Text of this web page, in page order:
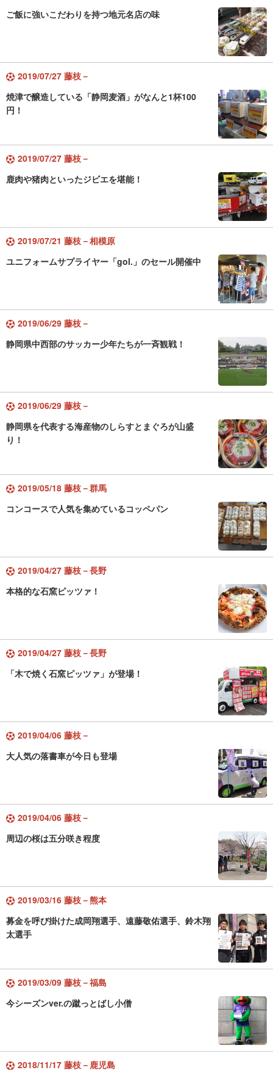
ご飯に強いこだわりを持つ地元名店の味
2019/07/27 藤枝－
焼津で醸造している「静岡麦酒」がなんと1杯100
円！
2019/07/27 藤枝－
鹿肉や猪肉といったジビエを堪能！
2019/07/21 藤枝－相模原
ユニフォームサプライヤー「gol.」のセール開催中
2019/06/29 藤枝－
静岡県中西部のサッカー少年たちが一斉観戦！
2019/06/29 藤枝－
静岡県を代表する海産物のしらすとまぐろが山盛
り！
2019/05/18 藤枝－群馬
コンコースで人気を集めているコッペパン
2019/04/27 藤枝－長野
本格的な石窯ピッツァ！
2019/04/27 藤枝－長野
「木で焼く石窯ピッツァ」が登場！
2019/04/06 藤枝－
大人気の落書車が今日も登場
2019/04/06 藤枝－
周辺の桜は五分咲き程度
2019/03/16 藤枝－熊本
募金を呼び掛けた成岡翔選手、遠藤敬佑選手、鈴木翔
太選手
2019/03/09 藤枝－福島
今シーズンver.の蹴っとばし小僧
2018/11/17 藤枝－鹿児島